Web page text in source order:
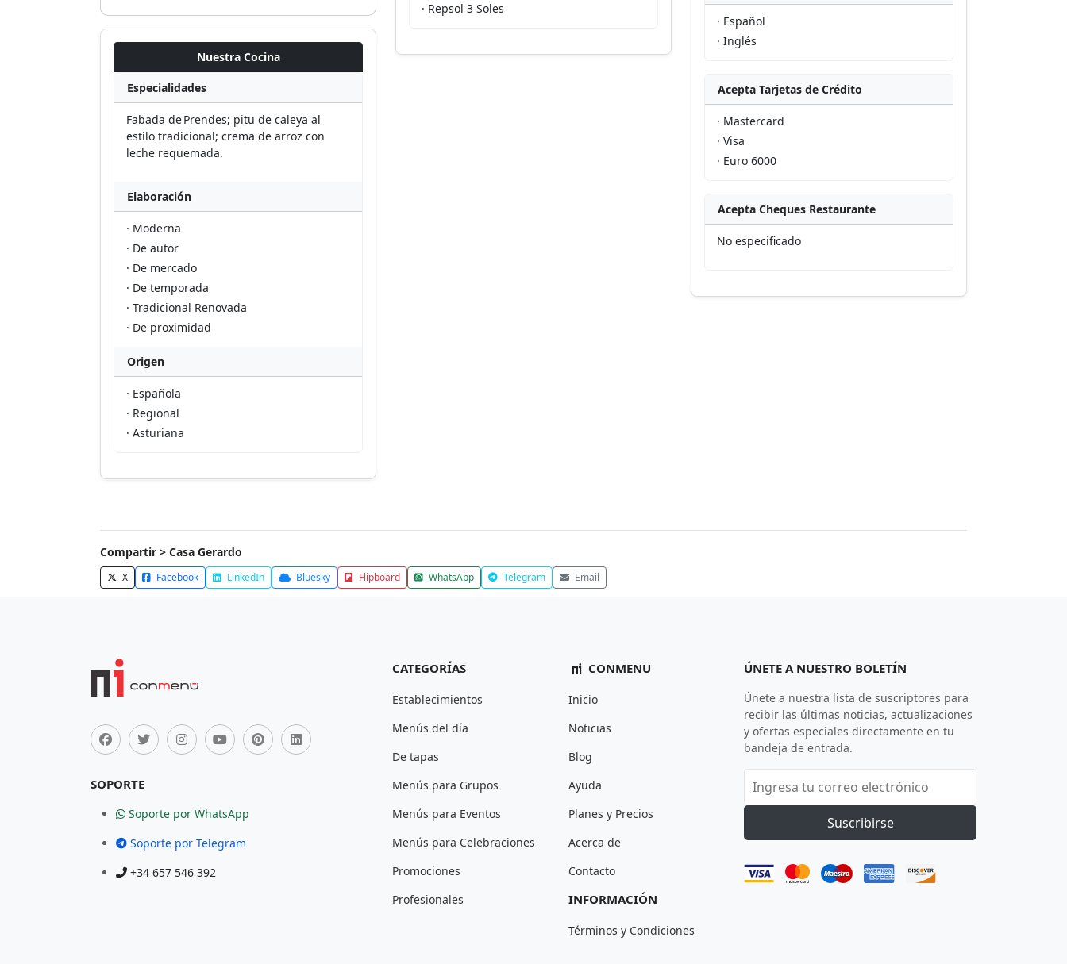
Nuestra Cocina
Especialidades
Fabada de Prendes; pitu de caleya al
estilo tradicional; crema de arroz con
leche requemada.
Elaboración
· Moderna
· De autor
· De mercado
· De temporada
· Tradicional Renovada
· De proximidad
Origen
· Española
· Regional
· Asturiana
· Repsol 3 Soles
· Español
· Inglés
Acepta Tarjetas de Crédito
· Mastercard
· Visa
· Euro 6000
Acepta Cheques Restaurante
No especificado
Compartir > Casa Gerardo
X Facebook LinkedIn Bluesky Flipboard WhatsApp Telegram Email
SOPORTE
Soporte por WhatsApp
Soporte por Telegram
+34 657 546 392
CATEGORÍAS
Establecimientos
Menús del día
De tapas
Menús para Grupos
Menús para Eventos
Menús para Celebraciones
Promociones
Profesionales
CONMENU
Inicio
Noticias
Blog
Ayuda
Planes y Precios
Acerca de
Contacto
INFORMACIÓN
Términos y Condiciones
ÚNETE A NUESTRO BOLETÍN
Únete a nuestra lista de suscriptores para
recibir las últimas noticias, actualizaciones
y ofertas especiales directamente en tu
bandeja de entrada.
Suscribirse